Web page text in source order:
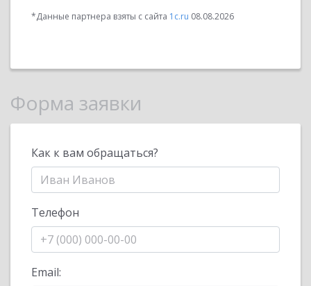
*Данные партнера взяты с сайта 1c.ru 08.08.2026
Форма заявки
Как к вам обращаться?
Телефон
Email: